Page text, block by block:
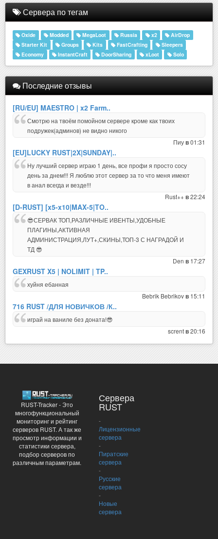
Сервера по тегам
Oxide Modded MegaLoot Russia x2
AirDrop
Starter Kit
Groups Kits FastCrafting
Sleepers
Economy
InstantCraft DoorSharing xLoot Solo
Последние отзывы
[RU/EU] MAESTRO | x2 Farm..
Смотрю на твоём помойном сервере кроме как твоих
подружек(админов) не видно никого
Пиув01:31
[EU]LUCKY RUST|2X|SUNDAY|..
Ну лучший сервер играю 1 день, все профи я просто сосу
день за днем!!! Я люблю этот сервер за то что меня имеют
в анал всегда и везде!!!
Rust++ в22:24
[D-RUST] [x5-x10|MAX-5|TO..
😎СЕРВАК ТОП,РАЗЛИЧНЫЕ ИВЕНТЫ,УДОБНЫЕ
ПЛАГИНЫ,АКТИВНАЯ
АДМИНИСТРАЦИЯ,ЛУТ+,СКИНЫ,ТОП-3 С НАГРАДОЙ И
ТД 😎
Den в 17:27
GEXRUST X5 | NOLIMIT | TP..
хуйня ебанная
Bebrik Bebrikovв 15:11
716 RUST /ДЛЯ НОВИЧКОВ /К..
играй на ваниле без доната!😎
screntв20:16
RUST-Tracker - Это
многофункциональный
мониторинг и рейтинг
серверов RUST. А так же
просмотр информации и
статистики сервера,
подбор серверов по
различным параметрам.
Сервера
RUST
-
Лицензионные
сервера
-
Пиратские
сервера
-
Русские
сервера
-
Новые
сервера